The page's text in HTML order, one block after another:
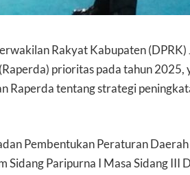
Rakyat Kabupaten
prioritas pada tahun 2025,
Raperda tentang strategi
Pembentukan Peraturan
Sidang Paripurna I Masa Sidang III